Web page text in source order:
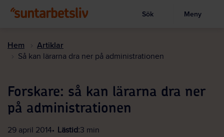
huvudinnehållet
Visa sökruta
Sök Meny
Hem Artiklar
Så kan lärarna dra ner på administrationen
Forskare: så kan lärarna dra ner
på administrationen
29 april 2014 Lästid:3 min